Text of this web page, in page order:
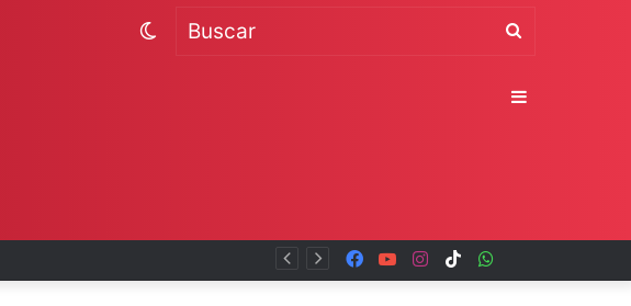
TikTok
Instagram
YouTube
Facebook
Buscar
Switch
Sidebar